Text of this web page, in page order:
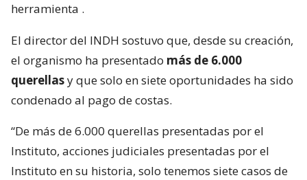
herramienta .
El director del INDH sostuvo que, desde su creación,
el organismo ha presentado más de 6.000
querellasy que solo en siete oportunidades ha sido
condenado al pago de costas.
“De más de 6.000 querellas presentadas por el
Instituto, acciones judiciales presentadas por el
Instituto en su historia, solo tenemos siete casos de